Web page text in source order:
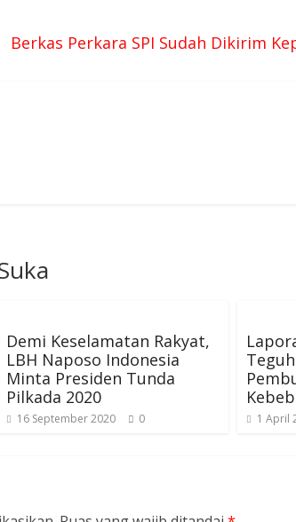
Berkas Perkara SPI Sudah Dikirim
Demi Keselamatan Rakyat,
LBH Naposo Indonesia
Minta Presiden Tunda
Pilkada 2020
16 September 2020 0 1 April